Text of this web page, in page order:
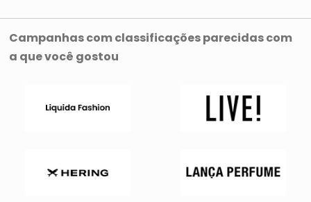
Campanhas com classificações parecidas com
a que você gostou